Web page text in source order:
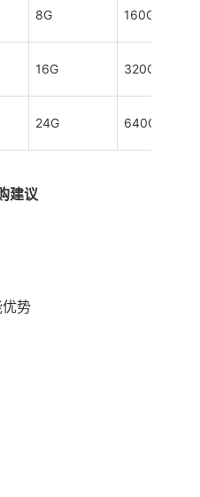
8G 160G
16G 320G
24G 640G
建议
势